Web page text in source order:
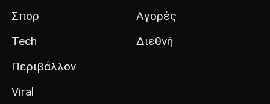
Σπορ
Tech
Περιβάλλον
Viral
Αγορές
Διεθνή